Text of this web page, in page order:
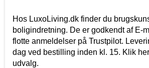
Hos LuxoLiving.dk finder du
boligindretning. De er godkendt af E-
flotte anmeldelser på Trustpilot.
dag ved bestilling inden kl. 15. Klik
udvalg.